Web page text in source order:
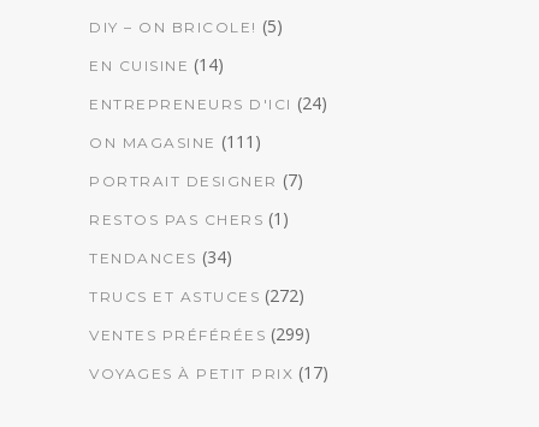
DIY – ON BRICOLE! (5)
EN CUISINE (14)
ENTREPRENEURS D'ICI (24)
ON MAGASINE (111)
PORTRAIT DESIGNER (7)
RESTOS PAS CHERS (1)
TENDANCES (34)
TRUCS ET ASTUCES (272)
VENTES PRÉFÉRÉES (299)
VOYAGES À PETIT PRIX (17)